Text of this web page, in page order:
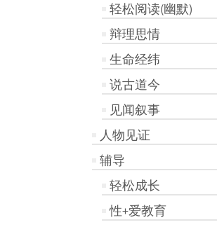
轻松阅读(幽默)
辩理思情
生命经纬
说古道今
见闻叙事
人物见证
辅导
轻松成长
性+爱教育